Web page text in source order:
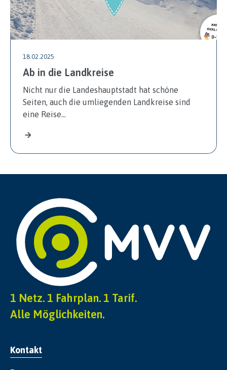
18.02.2025
Ab in die Landkreise
Nicht nur die Landeshauptstadt hat schöne
Seiten, auch die umliegenden Landkreise sind
eine Reise…
1 Netz. 1 Fahrplan. 1 Tarif.
Alle Möglichkeiten.
Kontakt